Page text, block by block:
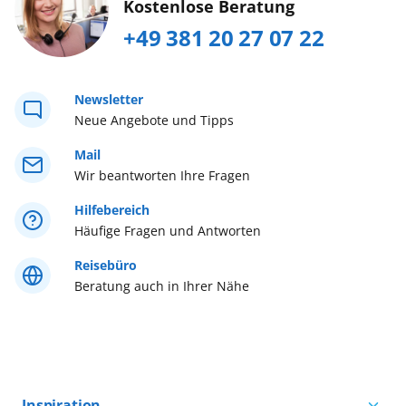
Weltreise
Östliches Mittelmeer
Tel. +49 (0) 381/20 27 07 22...mehr erfahren
Kostenlose Beratung
+49 381 20 27 07 22
Neue Angebote und Tipps
Newsletter
Häufige Fragen und Antworten
Hilfebereich
Wir beantworten Ihre Fragen
Mail
Beratung auch in Ihrer Nähe
Reisebüro